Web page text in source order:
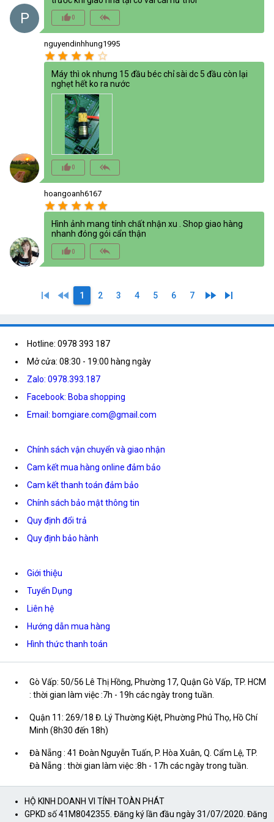
P thumb_up_alt0 reply_all
nguyendinhhung1995
star star star star star_border
Máy thì ok nhưng 15 đầu béc chỉ sài dc 5 đầu còn lại
nghẹt hết ko ra nước
thumb_up_alt0 reply_all
hoangoanh6167
star star star star star
Hình ảnh mang tính chất nhận xu . Shop giao hàng
nhanh đóng gói cẩn thận
thumb_up_alt0 reply_all
skip_previous fast_rewind 1 2 3 4 5 6 7 fast_forward skip_next
Hotline: 0978 393 187
Mở cửa: 08:30 - 19:00 hàng ngày
Zalo: 0978.393.187
Facebook: Boba shopping
Email: bomgiare.com@gmail.com
Chính sách vận chuyển và giao nhận
Cam kết mua hàng online đảm bảo
Cam kết thanh toán đảm bảo
Chính sách bảo mật thông tin
Quy định đổi trả
Quy định bảo hành
Giới thiệu
Tuyển Dụng
Liên hệ
Hướng dẫn mua hàng
Hình thức thanh toán
Gò Vấp: 50/56 Lê Thị Hồng, Phường 17, Quận Gò Vấp, TP. HCM
: thời gian làm việc :7h - 19h các ngày trong tuần.
Quận 11: 269/18 Đ. Lý Thường Kiệt, Phường Phú Thọ, Hồ Chí
Minh (8h30 đến 18h)
Đà Nẵng : 41 Đoàn Nguyễn Tuấn, P. Hòa Xuân, Q. Cẩm Lệ, TP.
Đà Nẵng : thời gian làm việc :8h - 17h các ngày trong tuần.
HỘ KINH DOANH VI TÍNH TOÀN PHÁT
GPKD số 41M8042355. Đăng ký lần đầu ngày 31/07/2020. Đăng